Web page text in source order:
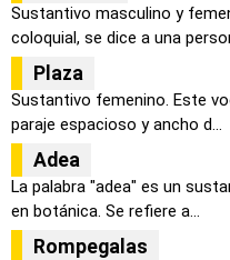
Sustantivo masculino y
coloquial, se dice a una
Plaza
Sustantivo femenino. Este
paraje espacioso y ancho d...
Adea
La palabra "adea" es un
en botánica. Se refiere a...
Rompegalas